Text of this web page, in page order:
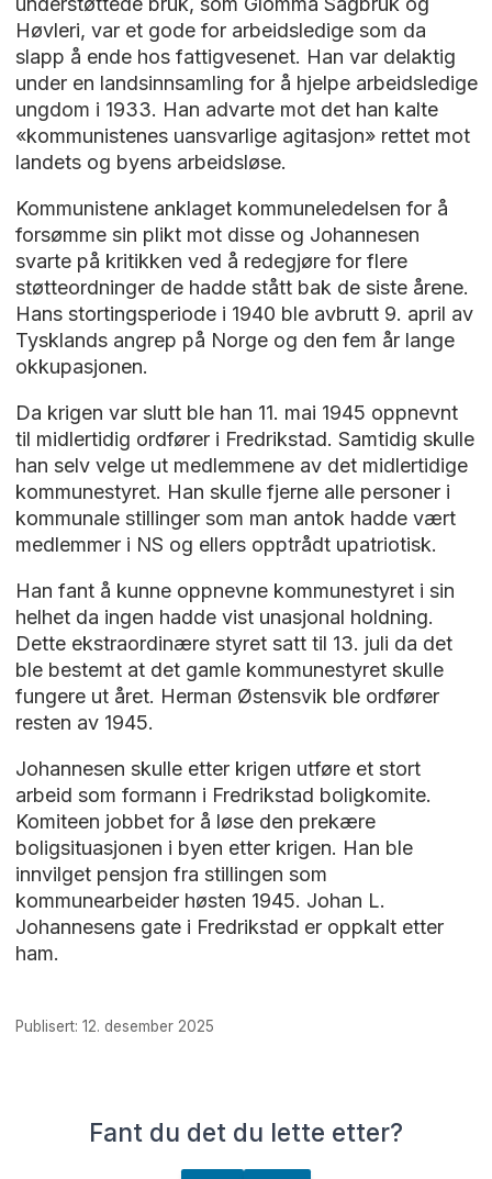
Høvleri, var et gode for arbeidsledige som da
slapp å ende hos fattigvesenet. Han var delaktig
under en landsinnsamling for å hjelpe arbeidsledige
ungdom i 1933. Han advarte mot det han kalte
«kommunistenes uansvarlige agitasjon» rettet mot
landets og byens arbeidsløse.
Kommunistene anklaget kommuneledelsen for å
forsømme sin plikt mot disse og Johannesen
svarte på kritikken ved å redegjøre for flere
støtteordninger de hadde stått bak de siste årene.
Hans stortingsperiode i 1940 ble avbrutt 9. april av
Tysklands angrep på Norge og den fem år lange
okkupasjonen.
Da krigen var slutt ble han 11. mai 1945 oppnevnt
til midlertidig ordfører i Fredrikstad. Samtidig skulle
han selv velge ut medlemmene av det midlertidige
kommunestyret. Han skulle fjerne alle personer i
kommunale stillinger som man antok hadde vært
medlemmer i NS og ellers opptrådt upatriotisk.
Han fant å kunne oppnevne kommunestyret i sin
helhet da ingen hadde vist unasjonal holdning.
Dette ekstraordinære styret satt til 13. juli da det
ble bestemt at det gamle kommunestyret skulle
fungere ut året. Herman Østensvik ble ordfører
resten av 1945.
Johannesen skulle etter krigen utføre et stort
arbeid som formann i Fredrikstad boligkomite.
Komiteen jobbet for å løse den prekære
boligsituasjonen i byen etter krigen. Han ble
innvilget pensjon fra stillingen som
kommunearbeider høsten 1945. Johan L.
Johannesens gate i Fredrikstad er oppkalt etter
ham.
Publisert: 12. desember 2025
Fant du det du lette etter?